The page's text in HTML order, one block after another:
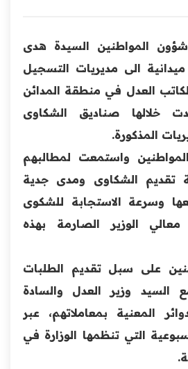
المواطنين السيدة هدى
الى مديريات التسجيل
العدل في منطقة المدائن
خلالها صناديق الشكاوى
المذكورة.
واستمعت لمطالبهم
تقديم الشكاوى ومدى جدية
وسرعة الاستجابة للشكوى
معالي الوزير الصارمة بهذه
على سبل تقديم الطلبات
السيد وزير العدل والسادة
المعنية بمعاملاتهم، عبر
التي تنظمها الوزارة في